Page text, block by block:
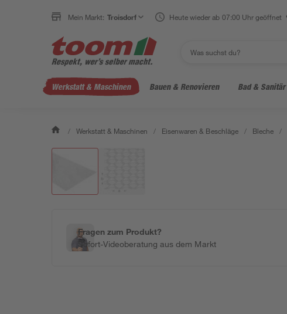
Mein Markt: Troisdorf Heute wieder ab 07:00 Uhr geöffnet
Werkstatt & Maschinen Bauen & Renovieren Bad & Sanitär
/ Werkstatt & Maschinen / Eisenwaren & Beschläge / Bleche /
Fragen zum Produkt?
Sofort-Videoberatung aus dem Markt